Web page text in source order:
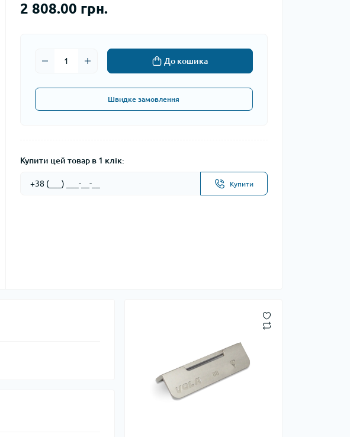
2 808.00 грн.
До кошика
Швидке замовлення
Купити цей товар в 1 клік:
Купити